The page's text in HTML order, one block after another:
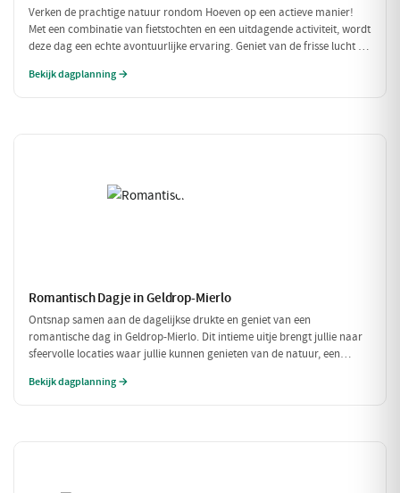
Verken de prachtige natuur rondom Hoeven op een actieve manier!
Met een combinatie van fietstochten en een uitdagende activiteit, wordt
deze dag een echte avontuurlijke ervaring. Geniet van de frisse lucht en
Bekijk dagplanning →
Romantisch Dagje in Geldrop-Mierlo
Ontsnap samen aan de dagelijkse drukte en geniet van een
romantische dag in Geldrop-Mierlo. Dit intieme uitje brengt jullie naar
sfeervolle locaties waar jullie kunnen genieten van de natuur, een
de omgeving en elkaar.
Bekijk dagplanning →